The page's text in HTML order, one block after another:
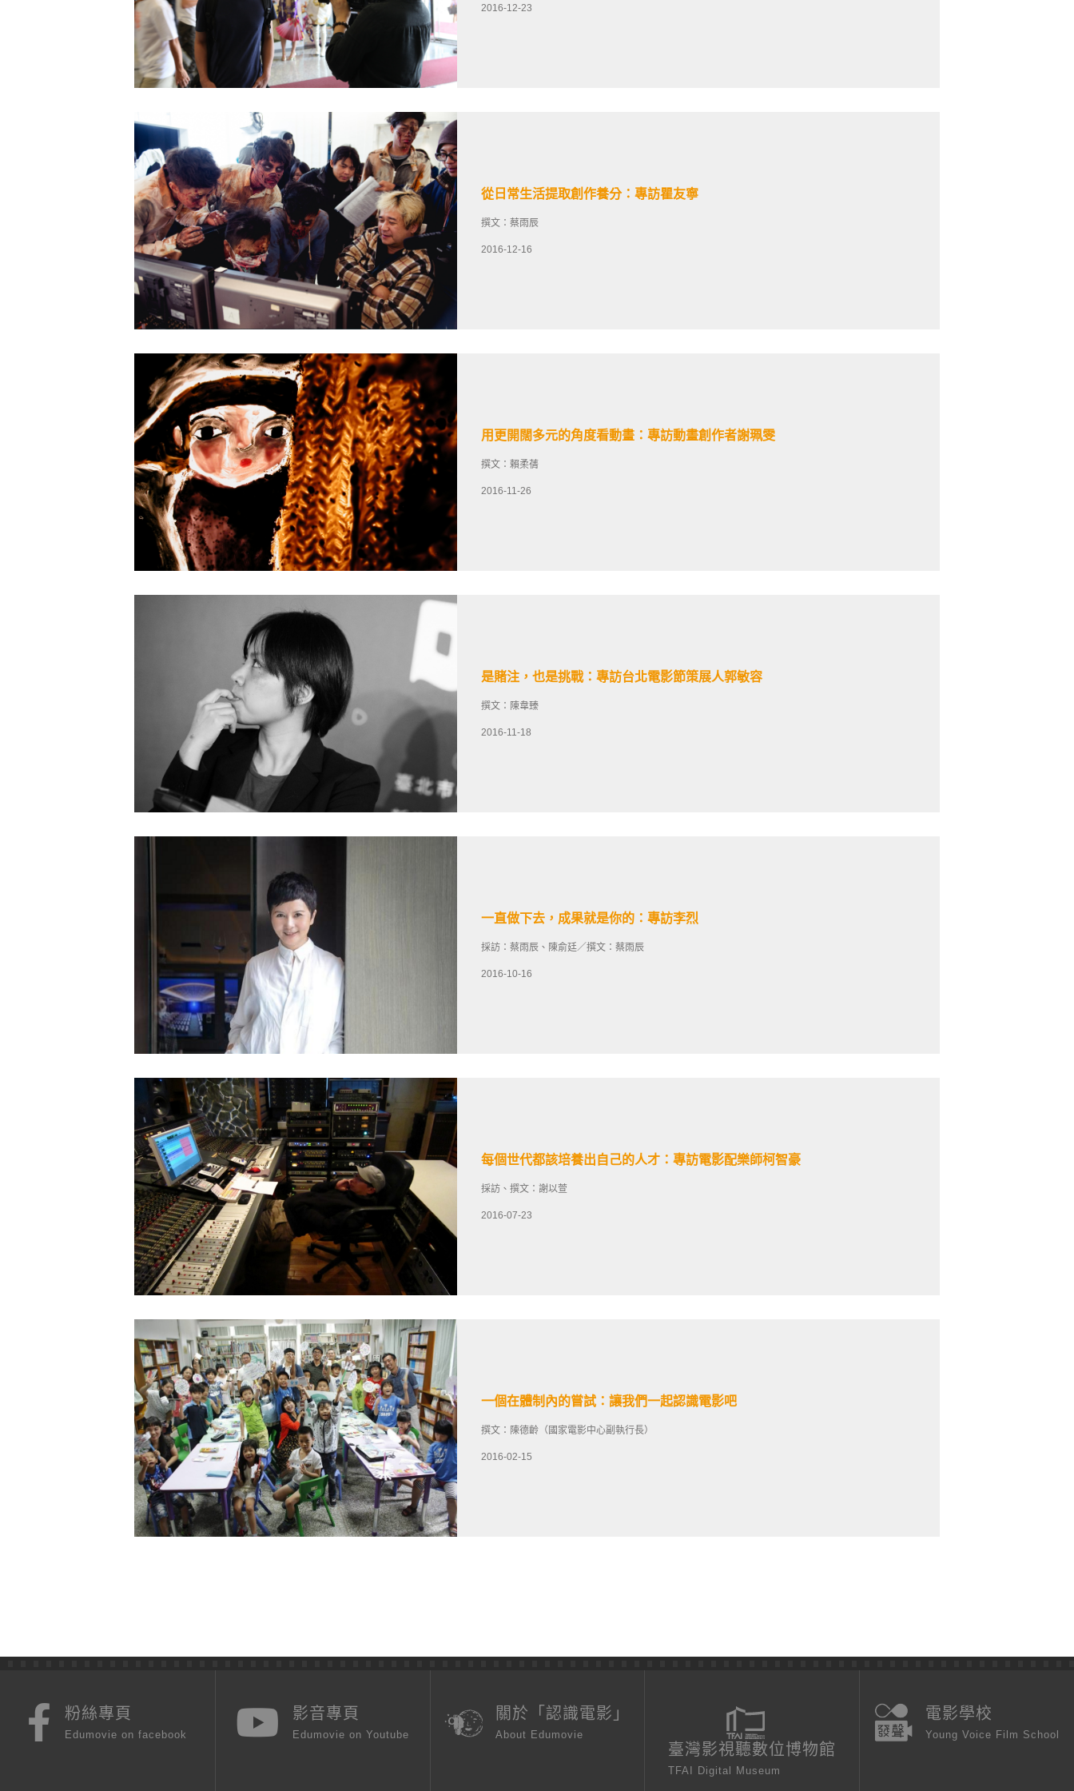
2016-12-23
從日常生活提取創作養分：專訪瞿友寧
撰文：蔡雨辰
2016-12-16
用更開闊多元的角度看動畫：專訪動畫創作者謝珮雯
撰文：賴柔蒨
2016-11-26
是賭注，也是挑戰：專訪台北電影節策展人郭敏容
撰文：陳韋臻
2016-11-18
一直做下去，成果就是你的：專訪李烈
採訪：蔡雨辰、陳俞廷／撰文：蔡雨辰
2016-10-16
每個世代都該培養出自己的人才：專訪電影配樂師柯智豪
採訪、撰文：謝以萱
2016-07-23
一個在體制內的嘗試：讓我們一起認識電影吧
撰文：陳德齡（國家電影中心副執行長）
2016-02-15
粉絲專頁
Edumovie on facebook
影音專頁
Edumovie on Youtube
關於「認識電影」
About Edumovie
臺灣影視聽數位博物館
TFAI Digital Museum
電影學校
Young Voice Film School